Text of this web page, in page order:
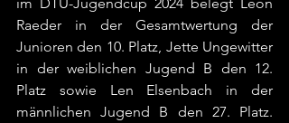
Raeder in der Gesamtwertung der
Junioren den 10. Platz, Jette Ungewitter
in der weiblichen Jugend B den 12.
Platz sowie Len Elsenbach in der
männlichen Jugend B den 27. Platz.